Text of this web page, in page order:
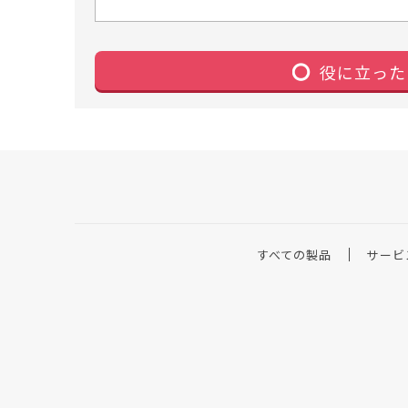
役に立った
すべての製品 サー